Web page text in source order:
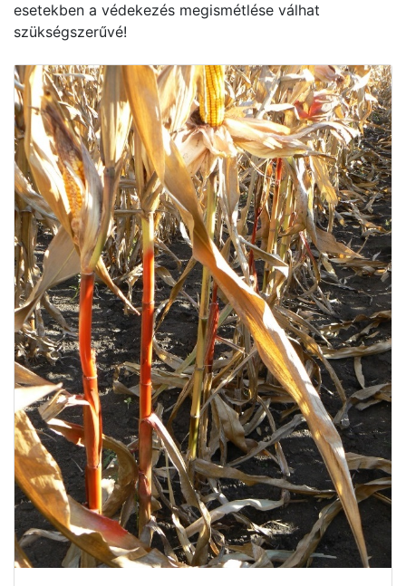
esetekben a védekezés megismétlése válhat
szükségszerűvé!